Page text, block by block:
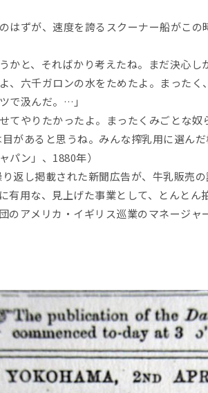
ずが、速度を誇るスクーナー船がこ
かと、そればかり考えたね。まだ決心
、六千ガロンの水をためたよ。まったく
で汲んだ。…」
てやりたかったよ。まったくみごとな
があると思うね。みんな搾乳用に選ん
パン」、1880年）
返し掲載された新聞広告が、牛乳販売の
有用な、見上げた事業として、とんと
のアメリカ・イギリス巡業のマネージ